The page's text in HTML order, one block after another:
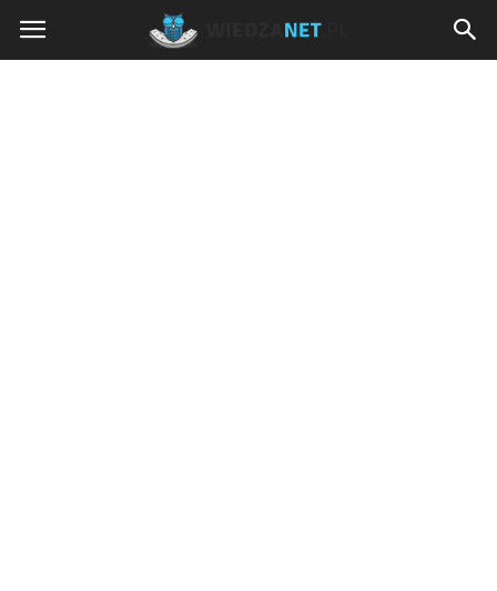
Wiedzanet.pl